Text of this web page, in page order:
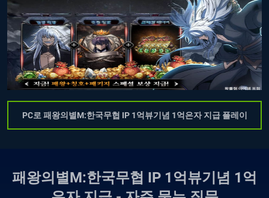
PC로 패왕의별M:한국무협 IP 1억뷰기념 1억은자 지급 플레이
패왕의별M:한국무협 IP 1억뷰기념 1억